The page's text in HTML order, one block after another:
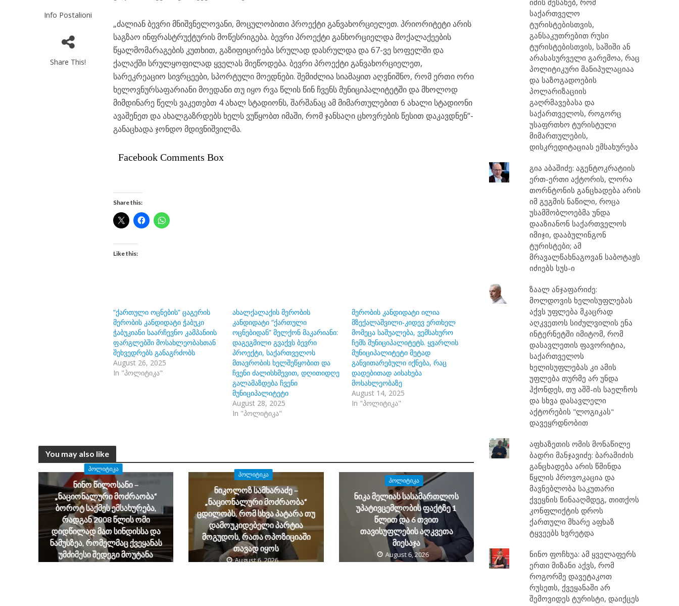
Info Postalioni
Share This!
„ძალიან ბევრი მნიშვნელოვანი, მოცულობითი პროექტი განვახორციელეთ. პრიორიტეტი არის
საგზაო ინფრასტრუქტურის მოწესრიგება. ბევრი პროექტი განხორციელდა მოქალაქეების
წყალმომარაგების კუთხით, გაზიფიცირება სრულად დასრულდა და 67-ვე სოფელში და
ქალაქში სრულყოფილად ყველას მიეწოდება. ბევრი პროექტი განვახორციელეთ,
სარეკრეაციო სივრცეები, სპორტული მოედნები. შემიძლია სიამაყით აღვნიშნო, რომ ერთი ორი
ხელოვნურსაფარიანი მოედანი თუ იყო რვა წლის წინ ჩვენს მუნიციპალიტეტში და მხოლოდ
მიმდინარე წელს ვაკეთებთ 4 ახალ სტადიონს, შარშანაც ამ მიმართულებით 6 ახალი სტადიონი
ავაშენეთ და ახალგაზრდებს ხელს ვუწყობთ იმაში, რომ ჯანსაღი ცხოვრების წესით დაკავდნენ“-
განაცხადა ჯონდო მდივნიშვილმა.
Facebook Comments Box
Share this:
Like this:
“ქართული ოცნების” ცაგერის
მერობის კანდიდატი ჭაბუკი
ჭაბუკიანი საარჩევნო კამპანიის
ფარგლებში მოსახლეობასთან
შეხვედრებს განაგრძობს
August 26, 2025
In "პოლიტიკა"
ახალქალაქის მერობის
კანდიდატი “ქართული
ოცნებიდან” მელქონ მაკარიანი:
დაგეგმილი გვაქვს ბევრი
პროექტი, საქართველოს
მთავრობის ხელშეწყობით და
ჩვენი ძალისხმევით, დღითიდღე
გალამაზდება ჩვენი
მუნიციპალიტეტი
August 28, 2025
In "პოლიტიკა"
მერობის კანდიდატი ილია
მზექალაშვილი-კიდევ ერთხელ
მომეცა საშუალება, ვემსახურო
ჩემს მუნიციპალიტეტს. ყვარლის
მუნიციპალიტეტი მეტად
განვითარებული იქნება, რაც
დადებითად აისახება
მოსახლეობაზე
August 14, 2025
In "პოლიტიკა"
You may also like
ᲞᲝᲚᲘᲢᲘᲙᲐ
ნინო წილოსანი –
„ნაციონალური მოძრაობა“
ბოროტ საქმეს ემსახურება,
რადგან 2008 წლის ომი
დიდწილად მათ სინდისსა და
ნამუსზეა, რომელმაც ქვეყანას
უმძიმესი შედეგი მოუტანა
ᲞᲝᲚᲘᲢᲘᲙᲐ
ნიკოლოზ სამხარაძე –
„ნაციონალური მოძრაობა“
ცდილობს, რომ სხვა პატარა თუ
დამოუკიდებელი პარტია
მოგუდოს, რათა ოპოზიციაში
თავად იყოს
August 6, 2026
ᲞᲝᲚᲘᲢᲘᲙᲐ
ნიკა მელიას სასამართლოს
უპატივცემლობის ფაქტზე 1
წლით და 6 თვით
თავისუფლების აღკვეთა
მიესაჯა
August 6, 2026
იმის შესახებ, რომ
საქართველო
ტურისტებისთვის,
განსაკუთრებით რუსი
ტურისტებისთვის, საშიში ან
არასასურველი გარემოა, რაც
პოლიტიკური მანიპულაციაა
და საზოგადოების
პოლარიზაციის
გაღრმავებასა და
საქართველოს, როგორც
უსაფრთხო ტურისტული
მიმართულების,
დისკრედიტაციას ემსახურება
გია აბაშიძე: აგენტოკრატიის
ერთ-ერთი აქტორის, ლორა
თორნტონის განცხადება არის
იმ გეგმის ნაწილი, როცა
უსამშობლოებმა უნდა
დააზიანონ საქართველოს
იმიჯი, დააბულინგონ
ტურისტები; ამ
მრავალწახნაგოვან საბოტაჟს
იძიებს სუს-ი
ზაალ ანჯაფარიძე:
მოლდოვის ხელისუფლებას
აქვს უფლება მკაცრად
აღკვეთოს სიძულვილის ენა
ინტერნეტში იმიტომ, რომ
დასავლეთის ფავორიტია,
საქართველოს
ხელისუფლებას კი ამის
უფლება თურმე არ უნდა
ჰქონდეს, თუ აშშ-ის საელჩოს
და სხვა დასავლელი
აქტორების "ლოგიკას"
დავეყრდნობით
აფხაზეთის ომის მონაწილე
ბადრი მანჯავიძე: ბარამიძის
განცხადება არის წმინდა
წყლის პროვოკაცია და
მავნებლობა საკუთარი
ქვეყნის წინააღმდეგ, თითქოს
კონფლიქტის დროს
ქართული მხარე აფხაზ
ტყვეებს ხვრეტდა
ნინო ფოჩხუა: ამ ყველაფერს
ერთი მიზანი აქვს, რომ
როგორმე დავეტაკოთ
რუსეთს, ქვეყანაში არ
შემოვიდეს ტურისტი, დაიქცეს